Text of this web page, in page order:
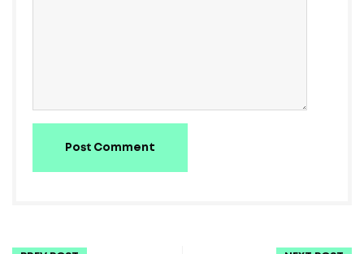
Post Comment